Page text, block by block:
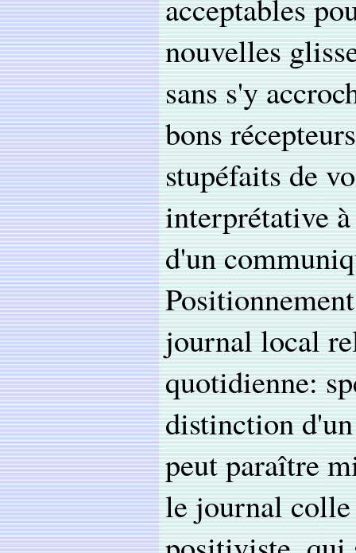
acceptables
nouvelles
sans s'y
bons
stupéfaits de
interprétative
d'un
journal local
quotidienne:
distinction
peut paraître
le journal